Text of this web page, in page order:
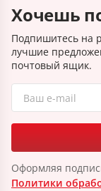
Хочешь
Подпишитесь на
лучшие
почтовый ящик.
Оформляя
Политики